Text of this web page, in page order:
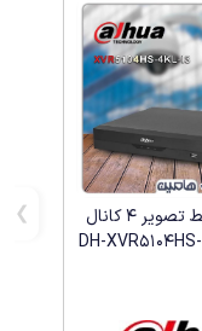
دستگاه ضبط تصویر 4 کانال
داهوا مدل DH-XVR5104HS-